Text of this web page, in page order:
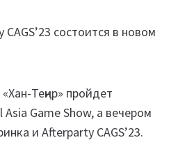
состоится в новом
Теңир» пройдет
Game Show, а вечером
и Afterparty CAGS’23.